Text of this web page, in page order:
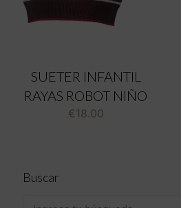
SUETER INFANTIL
RAYAS ROBOT NIÑO
€18.00
Buscar